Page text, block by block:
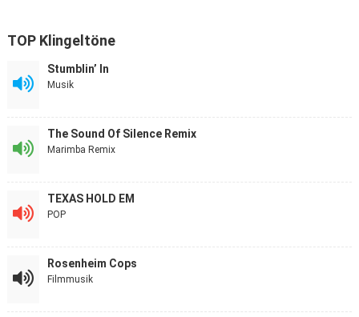
TOP Klingeltöne
Stumblin’ In
Musik
The Sound Of Silence Remix
Marimba Remix
TEXAS HOLD EM
POP
Rosenheim Cops
Filmmusik